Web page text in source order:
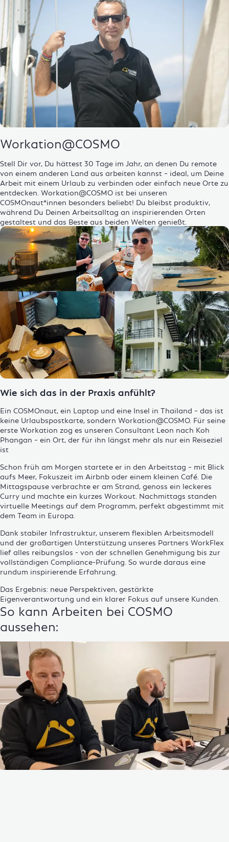
Workation@COSMO​
Stell Dir vor, Du hättest 30 Tage im Jahr, an denen Du remote
von einem anderen Land aus arbeiten kannst – ideal, um Deine
Arbeit mit einem Urlaub zu verbinden oder einfach neue Orte zu
entdecken. Workation@COSMO ist bei unseren
COSMOnaut*innen besonders beliebt! Du bleibst produktiv,
während Du Deinen Arbeitsalltag an inspirierenden Orten
gestaltest und das Beste aus beiden Welten genießt. ​
Wie sich das in der Praxis anfühlt?
Ein COSMOnaut, ein Laptop und eine Insel in Thailand – das ist
keine Urlaubspostkarte, sondern Workation@COSMO. Für seine
erste Workation zog es unseren Consultant Leon nach Koh
Phangan – ein Ort, der für ihn längst mehr als nur ein Reiseziel
ist
Schon früh am Morgen startete er in den Arbeitstag – mit Blick
aufs Meer, Fokuszeit im Airbnb oder einem kleinen Café. Die
Mittagspause verbrachte er am Strand, genoss ein leckeres
Curry und machte ein kurzes Workout. Nachmittags standen
virtuelle Meetings auf dem Programm, perfekt abgestimmt mit
dem Team in Europa.
Dank stabiler Infrastruktur, unserem flexiblen Arbeitsmodell
und der großartigen Unterstützung unseres Partners WorkFlex
lief alles reibungslos - von der schnellen Genehmigung bis zur
vollständigen Compliance-Prüfung. So wurde daraus eine
rundum inspirierende Erfahrung.
Das Ergebnis: neue Perspektiven, gestärkte
Eigenverantwortung und ein klarer Fokus auf unsere Kunden.
So kann Arbeiten bei COSMO
aussehen: